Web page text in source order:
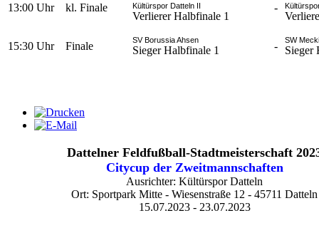
13:00 Uhr
15:30 Uhr
kl. Finale
Finale
Kültürspor Datteln II
Verlierer Halbfinale 1
SV Borussia Ahsen
Sieger Halbfinale 1
-
- SW
Sieger
Dattelner Feldfußball-Stadtmeisterschaft
Citycup der Zweitmannschaften
Ausrichter: Kültürspor Datteln
Ort: Sportpark Mitte - Wiesenstraße 12 - 45711 Datteln
15.07.2023 - 23.07.2023